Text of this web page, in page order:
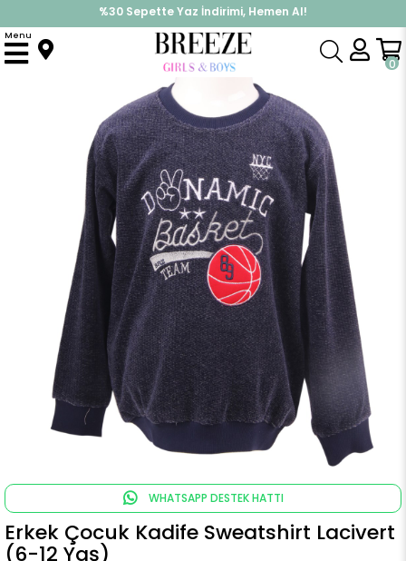
%30 Sepette Yaz İndirimi, Hemen Al!
İndirimlere ek %10 İndirimi Kap, Hemen Üye Ol!
0
Menu
Anasayfa Üst Giyim Sweatshirt
WHATSAPP DESTEK HATTI
Erkek Çocuk Kadife Sweatshirt Lacivert
(6-12 Yaş)